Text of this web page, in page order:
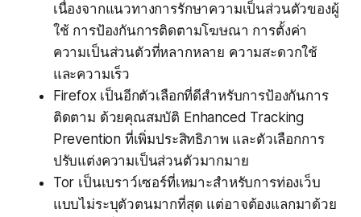
เนื่องจากแนวทางการรักษาความเป็นส่วนตัวของผู้
ใช้ การป้องกันการติดตามโฆษณา การตั้งค่า
ความเป็นส่วนตัวที่หลากหลาย ความสะดวกใช้
และความเร็ว
Firefox เป็นอีกตัวเลือกที่ดีสำหรับการป้องกันการ
ติดตาม ด้วยคุณสมบัติ Enhanced Tracking
Prevention ที่เพิ่มประสิทธิภาพ และตัวเลือกการ
ปรับแต่งความเป็นส่วนตัวมากมาย
Tor เป็นเบราว์เซอร์ที่เหมาะสำหรับการท่องเว็บ
แบบไม่ระบุตัวตนมากที่สุด แต่อาจต้องแลกมาด้วย